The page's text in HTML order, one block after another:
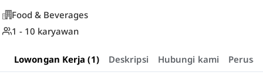
Food & Beverages
1 - 10 karyawan
Lowongan Kerja (1) Deskripsi Hubungi kami